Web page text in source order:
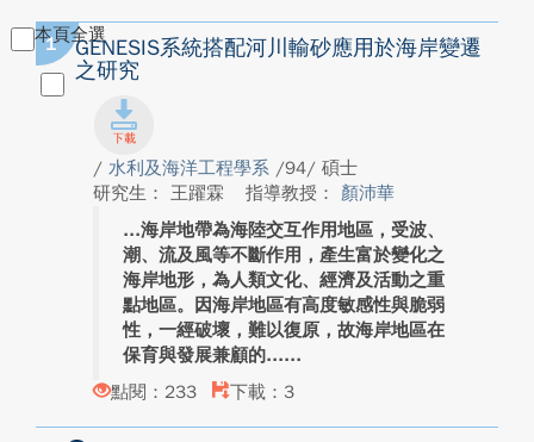
本頁全選
1
GENESIS系統搭配河川輸砂應用於海岸變遷
之研究
/ 水利及海洋工程學系 /94/ 碩士
研究生： 王躍霖
指導教授： 顏沛華
海岸地帶為海陸交互作用地區，受波、
潮、流及風等不斷作用，產生富於變化之
海岸地形，為人類文化、經濟及活動之重
點地區。因海岸地區有高度敏感性與脆弱
性，一經破壞，難以復原，故海岸地區在
保育與發展兼顧的...
點閱：233
下載：3